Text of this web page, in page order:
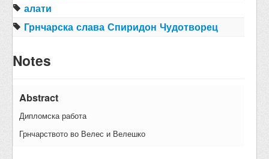
алати
Грнчарска слава Спиридон Чудотворец
Notes
Abstract
Дипломска работа
Грнчарството во Велес и Велешко